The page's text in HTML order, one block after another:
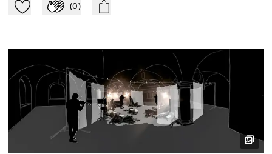
Zu Mein-TdZ hinzufügen
Applaudieren
(0) mail